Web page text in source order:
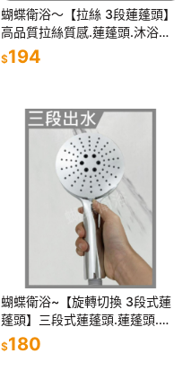
蝴蝶衛浴～【拉絲 3段蓮蓬頭】
高品質拉絲質感.蓮蓬頭.沐浴噴
頭.花灑.洗澡手持.淋浴 蓮蓬頭.
花灑蓮蓬頭.浴室 蓮蓬頭
$194
蝴蝶衛浴~【旋轉切換 3段式蓮
蓬頭】三段式蓮蓬頭.蓮蓬頭.浴
室蓮蓬頭.淋浴 蓮蓬頭.蓮蓬頭把
手.電鍍蓮蓬頭.多功能蓮蓬頭
$180